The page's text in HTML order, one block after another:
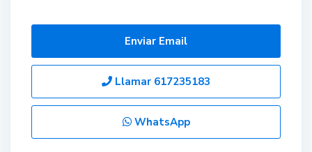
Enviar Email
Llamar 617235183
WhatsApp